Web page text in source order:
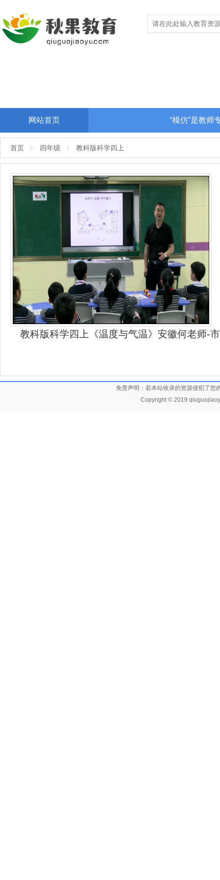
网站首页 “模仿”是教师
首页 四年级 教科版科学四上
教科版科学四上《温度与气温》安徽何老师-
免责声明：若本站收录的资源侵犯了您
Copyright © 2019